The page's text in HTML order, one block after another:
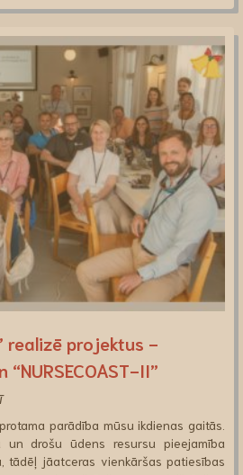
realizē projektus -
II”
parādība mūsu ikdienas gaitās.
un drošu ūdens resursu pieejamība
tādēļ jāatceras vienkāršas patiesības